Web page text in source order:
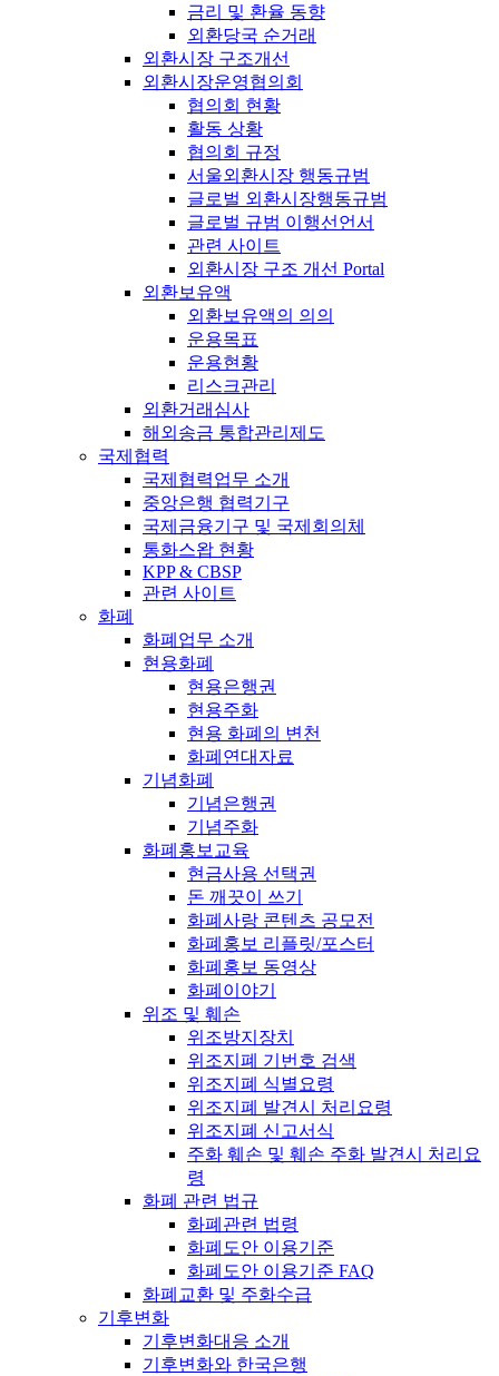
금리 및 환율 동향
외환당국 순거래
외환시장 구조개선
외환시장운영협의회
협의회 현황
활동 상황
협의회 규정
서울외환시장 행동규범
글로벌 외환시장행동규범
글로벌 규범 이행선언서
관련 사이트
외환시장 구조 개선 Portal
외환보유액
외환보유액의 의의
운용목표
운용현황
리스크관리
외환거래심사
해외송금 통합관리제도
국제협력
국제협력업무 소개
중앙은행 협력기구
국제금융기구 및 국제회의체
통화스왑 현황
KPP & CBSP
관련 사이트
화폐
화폐업무 소개
현용화폐
현용은행권
현용주화
현용 화폐의 변천
화폐연대자료
기념화폐
기념은행권
기념주화
화폐홍보교육
현금사용 선택권
돈 깨끗이 쓰기
화폐사랑 콘텐츠 공모전
화폐홍보 리플릿/포스터
화폐홍보 동영상
화폐이야기
위조 및 훼손
위조방지장치
위조지폐 기번호 검색
위조지폐 식별요령
위조지폐 발견시 처리요령
위조지폐 신고서식
주화 훼손 및 훼손 주화 발견시 처리요
령
화폐 관련 법규
화폐관련 법령
화폐도안 이용기준
화폐도안 이용기준 FAQ
화폐교환 및 주화수급
기후변화
기후변화대응 소개
기후변화와 한국은행